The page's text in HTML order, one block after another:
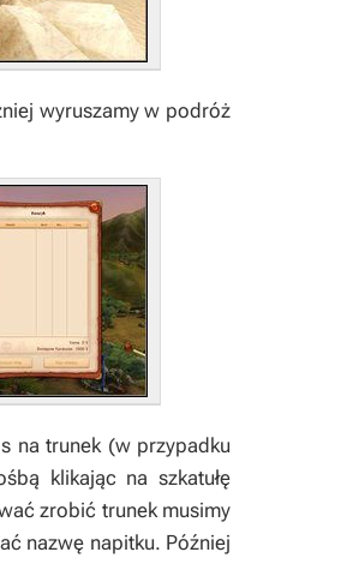
wyruszamy w podróż
na trunek (w przypadku
klikając na szkatułę
zrobić trunek musimy
nazwę napitku. Później